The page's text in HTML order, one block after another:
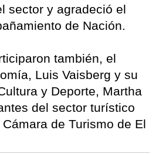
sector y agradeció el
de Nación.
también, el
Luis Vaisberg y su
y Deporte, Martha
del sector turístico
de Turismo de El